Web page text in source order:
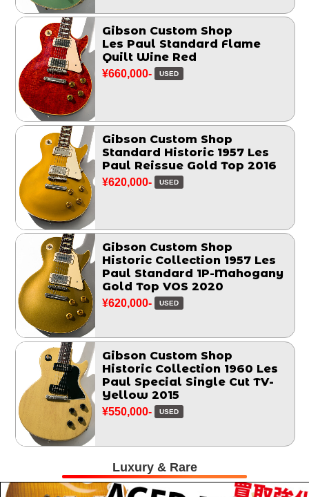
Gibson Custom Shop
Les Paul Standard Flame
Quilt Wine Red
¥660,000- USED
Gibson Custom Shop
Standard Historic 1957 Les
Paul Reissue Gold Top 2016
¥620,000- USED
Gibson Custom Shop
Historic Collection 1957 Les
Paul Standard 1P-Mahogany
Gold Top VOS 2020
¥620,000- USED
Gibson Custom Shop
Historic Collection 1960 Les
Paul Special Single Cut TV-
Yellow 2015
¥550,000- USED
Luxury & Rare